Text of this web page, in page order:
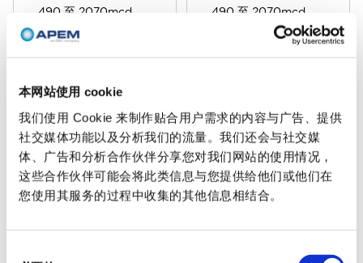
本网站使用 cookie
我们使用 Cookie 来制作贴合用户需求的内容与广告、提供
社交媒体功能以及分析我们的流量。我们还会与社交媒
体、广告和分析合作伙伴分享您对我们网站的使用情况，
这些合作伙伴可能会将此类信息与您提供给他们或他们在
您使用其服务的过程中收集的其他信息相结合。
490 至 2070mcd。
使用寿命长（通常为
高可靠性：非常适用于
有重要指示的关键应用
或灯泡更换困难或昂贵
490 至 2070mcd。
使用寿命长（通常为
100,000 小时） 低功
有重要指示的关键应用
或灯泡更换困难或昂贵
E10 BA9